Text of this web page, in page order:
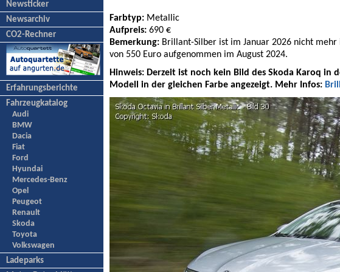
Newsticker
Newsarchiv
CO2-Rechner
Erfahrungsberichte
Fahrzeugkatalog
Audi
BMW
Dacia
Fiat
Ford
Hyundai
Mercedes-Benz
Opel
Peugeot
Renault
Skoda
Toyota
Volkswagen
Ladeparks
Farbtyp: Metallic
Aufpreis: 690 €
Bemerkung: Brillant-Silber ist im Januar 2026 nicht
von 550 Euro aufgenommen im August 2024.
Hinweis: Derzeit ist noch kein Bild des Skoda Karoq
Modell in der gleichen Farbe angezeigt. Mehr Infos: